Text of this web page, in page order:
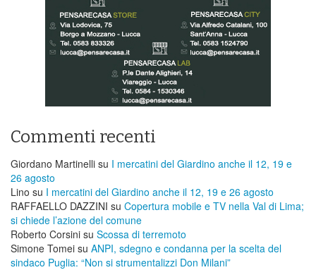
Commenti recenti
Giordano Martinelli su I mercatini del Giardino anche il 12, 19 e
26 agosto
Lino su I mercatini del Giardino anche il 12, 19 e 26 agosto
RAFFAELLO DAZZINI su ​Copertura mobile e TV nella Val di Lima;
si chiede l’azione del comune
Roberto Corsini su Scossa di terremoto
Simone Tomei su ANPI, sdegno e condanna per la scelta del
sindaco Puglia: “Non si strumentalizzi Don Milani”